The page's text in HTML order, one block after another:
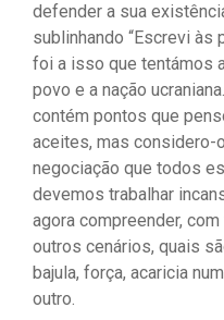
defender a sua
sublinhando “Escrevi
foi a isso que tentámos
povo e a nação
contém pontos que
aceites, mas considero-
negociação que todos
devemos trabalhar
agora compreender,
outros cenários, quais
bajula, força, acaricia
outro.